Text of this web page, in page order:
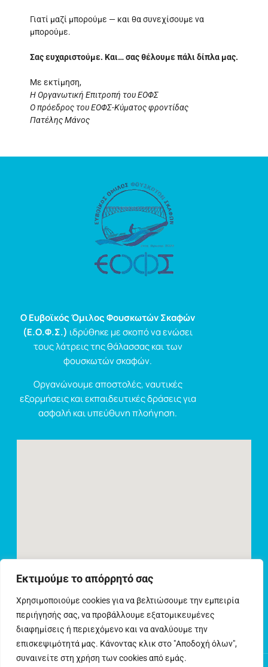
Εκτιμούμε το απόρρητό σας
Χρησιμοποιούμε cookies για να βελτιώσουμε την εμπειρία
περιήγησής σας, να προβάλλουμε εξατομικευμένες
διαφημίσεις ή περιεχόμενο και να αναλύουμε την
επισκεψιμότητά μας. Κάνοντας κλικ στο "Αποδοχή όλων",
συναινείτε στη χρήση των cookies από εμάς.
Γιατί μαζί μπορούμε — και θα συνεχίσουμε να
μπορούμε.
Σας ευχαριστούμε. Και… σας θέλουμε πάλι δίπλα μας.
Με εκτίμηση,
Η Οργανωτική Επιτροπή του ΕΟΦΣ
Ο πρόεδρος του ΕΟΦΣ-Κύματος φροντίδας
Πατέλης Μάνος
Ο Ευβοϊκός Όμιλος Φουσκωτών Σκαφών
(Ε.Ο.Φ.Σ.) ιδρύθηκε με σκοπό να ενώσει
τους λάτρεις της θάλασσας και των
φουσκωτών σκαφών.
Οργανώνουμε αποστολές, ναυτικές
εξορμήσεις και εκπαιδευτικές δράσεις για
ασφαλή και υπεύθυνη πλοήγηση.